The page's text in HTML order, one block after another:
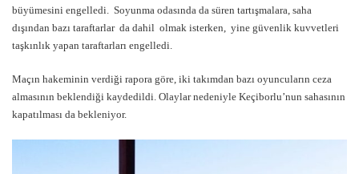
büyümesini engelledi. Soyunma odasında da süren tartışmalara, saha
dışından bazı taraftarlar da dahil olmak isterken, yine güvenlik kuvvetleri
taşkınlık yapan taraftarları engelledi.
Maçın hakeminin verdiği rapora göre, iki takımdan bazı oyuncuların ceza
almasının beklendiği kaydedildi. Olaylar nedeniyle Keçiborlu’nun sahasının
kapatılması da bekleniyor.